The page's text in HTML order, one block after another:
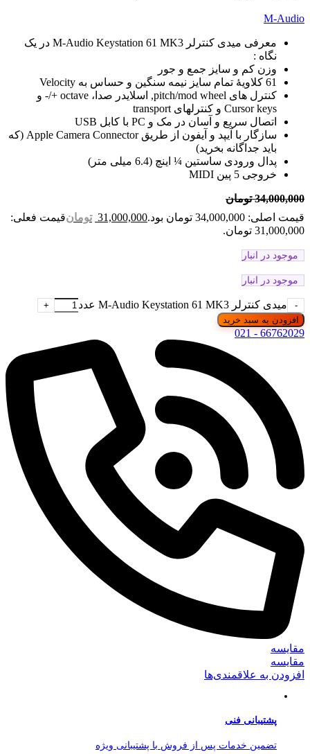
M-Audio
معرفی میدی کنترلر M-Audio Keystation 61 MK3 در یک
نگاه :
وزن کم و سایز جمع و جور
61 کلاویۀ تمام سایز نیمه سنگین و حساس به Velocity
کنترل های pitch/mod wheel, اسلایدر صدا، octave +/- و
Cursor keys و کنترلهای transport
اتصال سریع و آسان در مک و PC با کابل USB
سازگار با آیپد و آیفون از طریق Apple Camera Connector (که
باید جداگانه بخرید)
پدال ورودی ساستین ¼ اینچ (6.4 میلی متر)
خروجی 5 پین MIDI
34,000,000 تومان
قیمت اصلی: 34,000,000 تومان بود.
31,000,000 تومانقیمت فعلی:
31,000,000 تومان.
موجود در انبار
موجود در انبار
میدی کنترلر M-Audio Keystation 61 MK3 عدد
افزودن به سبد خرید
66762029 - 021
مقایسه
مقایسه
افزودن به علاقمندی‌ها
پشتیبانی فنی
تضمین خدمات پس از فروش با پشتیبانی ویژه